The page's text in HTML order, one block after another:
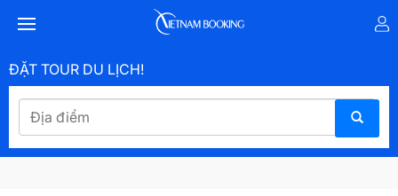
ĐẶT TOUR DU LỊCH!